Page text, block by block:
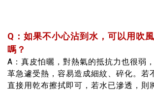
Q：如果不小心沾到水，可以用吹
嗎？
A：真皮怕曬，對熱氣的抵抗力也很弱
革急遽受熱，容易造成細紋、碎化。若
直接用乾布擦拭即可，若水已滲透，則